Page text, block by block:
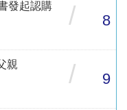
發起認購
/ 8
親
/ 9